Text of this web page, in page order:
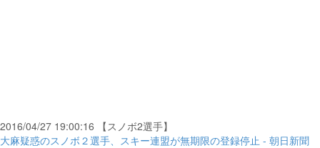
2016/04/27 19:00:16 【スノボ2選手】
大麻疑惑のスノボ２選手、スキー連盟が無期限の登録停止 - 朝日新聞